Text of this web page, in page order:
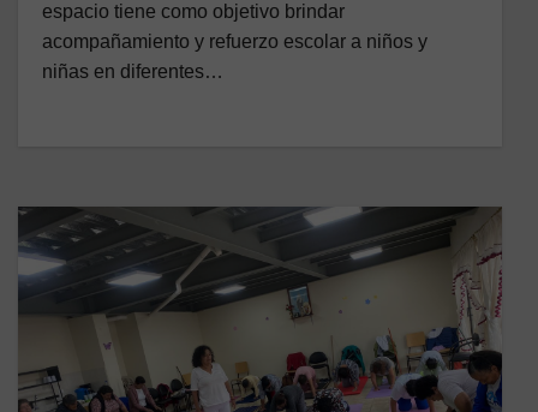
espacio tiene como objetivo brindar
acompañamiento y refuerzo escolar a niños y
niñas en diferentes…